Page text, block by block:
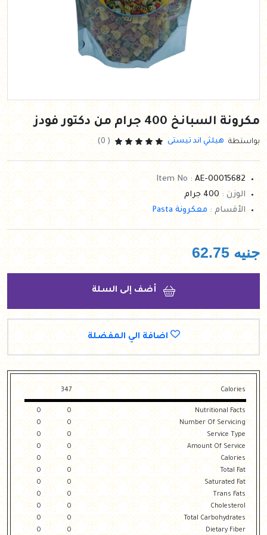
مكرونة السبانخ 400 جرام من دكتور فودز
بواستطة هيلثي اند تيستى ( 0)
Item No :AE-00015682
الوزن : 400 جرام
الأقسام :معكرونة Pasta
جنيه 62.75
أضف إلى السلة
اضافة الي المفضلة
Calories
347
Nutritional Facts
0
0
Number Of Servicing
0
0
Service Type
0
0
Amount Of Service
0
0
Calories
0
0
Total Fat
0
0
Saturated Fat
0
0
Trans Fats
0
0
Cholesterol
0
0
Total Carbohydrates
0
0
Dietary Fiber
0
0